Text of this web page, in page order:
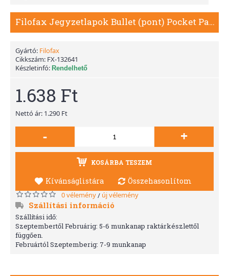
Filofax Jegyzetlapok Bullet (pont) Pocket Pasztel vegyes
Gyártó: Filofax
Cikkszám: FX-132641
Készletinfó: Rendelhető
1.638 Ft
Nettó ár: 1.290 Ft
- +
KOSÁRBA TESZEM
Kívánságlistára Összehasonlítom
0 vélemény/ új vélemény
Szállítási információ
Szállítási idő:
Szeptembertől Februárig: 5-6 munkanap raktárkészlettől
függően.
Februártól Szeptemberig: 7-9 munkanap